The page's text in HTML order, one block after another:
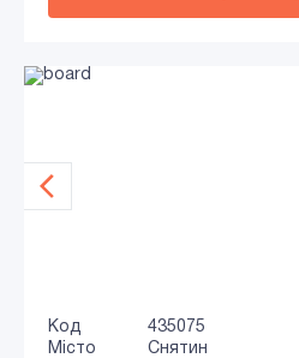
Код
435075
Місто
Снятин